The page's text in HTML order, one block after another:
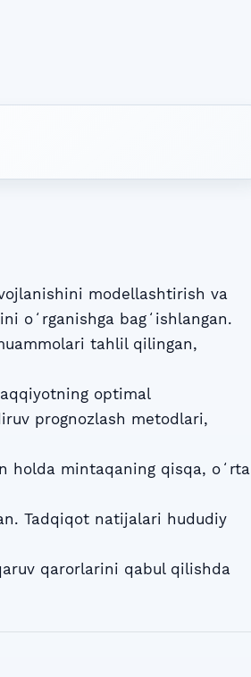
modellashtirish va
oʻrganishga bagʻishlangan.
tahlil qilingan,
optimal
prognozlash metodlari,
holda mintaqaning qisqa, oʻrta
Tadqiqot natijalari hududiy
qarorlarini qabul qilishda